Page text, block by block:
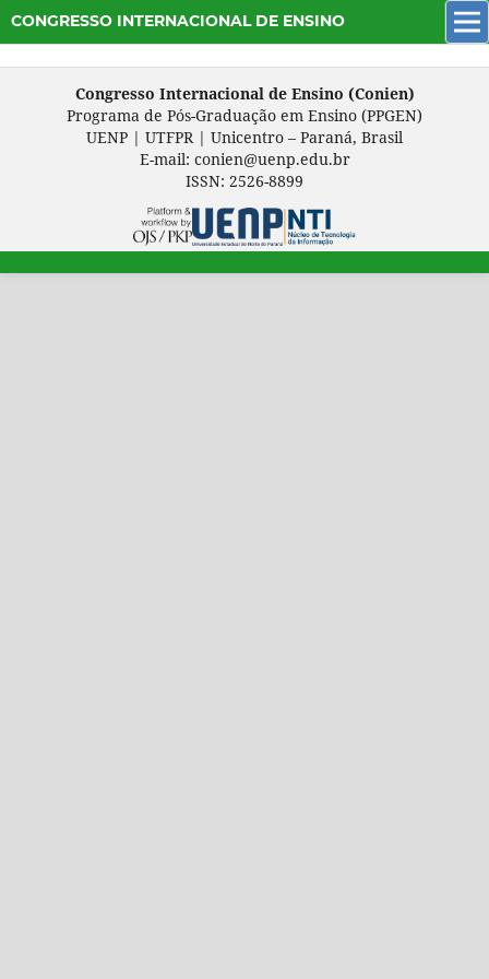
CONGRESSO INTERNACIONAL DE ENSINO
Congresso Internacional de Ensino (Conien)
Programa de Pós-Graduação em Ensino (PPGEN)
UENP | UTFPR | Unicentro – Paraná, Brasil
E-mail: conien@uenp.edu.br
ISSN: 2526-8899